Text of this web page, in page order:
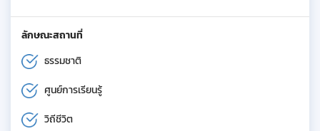
ลักษณะสถานที่
ธรรมชาติ
ศูนย์การเรียนรู้
วิถีชีวิต